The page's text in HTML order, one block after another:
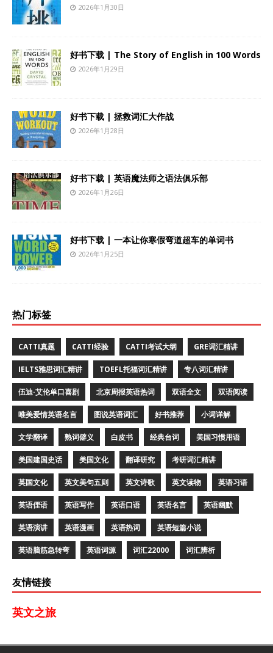
2026年1月30日
好书下载 | The Story of English in 100 Words
2026年1月29日
好书下载 | 拯救词汇大作战
2026年1月28日
好书下载 | 英语魔法师之语法俱乐部
2026年1月26日
好书下载 | 一本让你寒假弯道超车的单词书
2026年1月25日
热门标签
CATTI真题 CATTI经验 CATTI考试大纲 GRE词汇精讲
IELTS雅思词汇精讲 TOEFL托福词汇精讲 专八词汇精讲
伍迪·艾伦单口喜剧 北京周报英语热词 双语全文 双语阅读
唯美爱情英语名言 图说英语词汇 好书推荐 小词详解
文学翻译 熟词僻义 白皮书 经典台词 美国习惯用语
美国建国史话 美国文化 翻译研究 考研词汇精讲
英国文化 英文美句五则 英文诗歌 英文读物 英语习语
英语俚语 英语写作 英语口语 英语名言 英语幽默
英语演讲 英语漫画 英语热词 英语短篇小说
英语脑筋急转弯 英语词源 词汇22000 词汇辨析
友情链接
英文之旅